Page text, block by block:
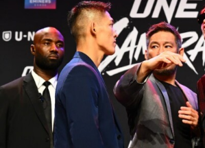
提交此表格签署弹出免责声明，即
的隐私政策，我们将收集、使用和
您可以随时取消订阅这些